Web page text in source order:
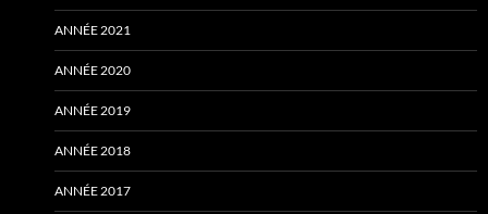
ANNÉE 2021
ANNÉE 2020
ANNÉE 2019
ANNÉE 2018
ANNÉE 2017